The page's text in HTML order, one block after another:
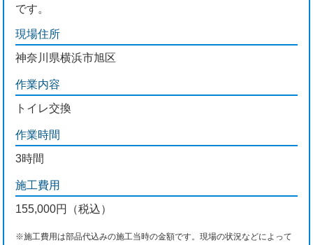
です。
現場住所
神奈川県横浜市旭区
作業内容
トイレ交換
作業時間
3時間
施工費用
155,000円（税込）
※施工費用は部品代込みの施工当時の金額です。現場の状況などによって